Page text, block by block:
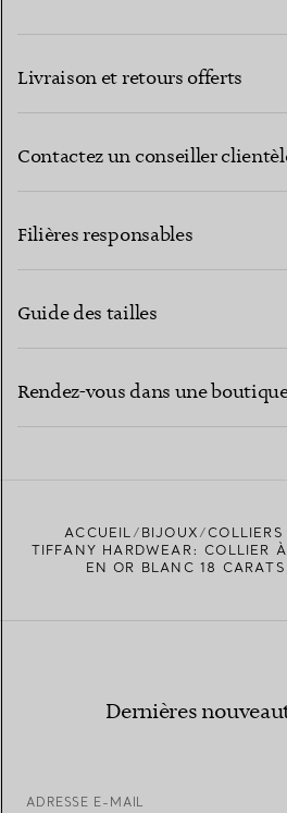
Livraison et retours offerts
Contactez un conseiller
Filières responsables
Guide des tailles
Rendez-vous dans une
TROUVEZ LA BOUTIQUE LA PLUS
ACCUEIL BIJOUX
TIFFANY HARDWEAR: COLLIER
EN OR BLANC 18
Dernières
ADRESSE E-MAIL